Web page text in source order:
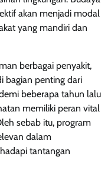
akan menjadi modal
yang mandiri dan
berbagai penyakit,
bagian penting dari
beberapa tahun lalu
memiliki peran vital
sebab itu, program
dalam
tantangan